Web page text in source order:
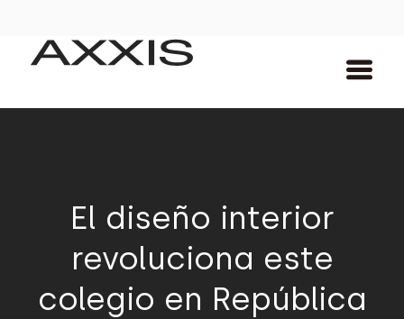
El diseño interior
revoluciona este
colegio en República